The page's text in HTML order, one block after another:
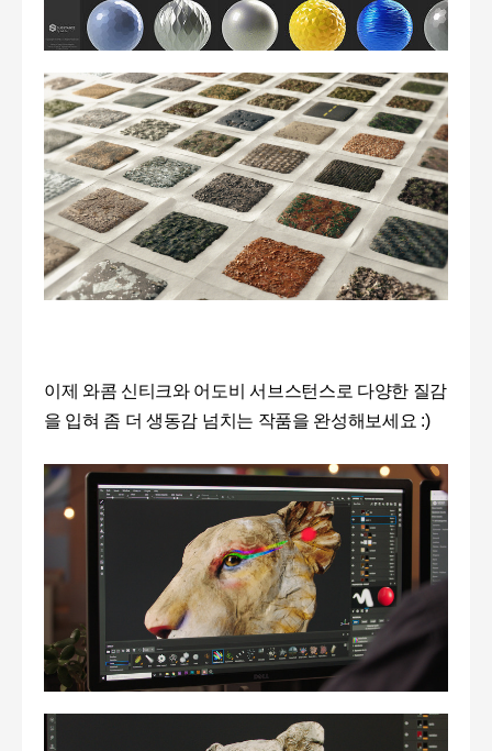
이제 와콤 신티크와 어도비 서브스턴스로 다양한 질감
을 입혀 좀 더 생동감 넘치는 작품을 완성해보세요 :)